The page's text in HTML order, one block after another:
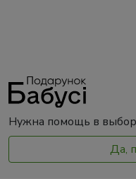
Нужна помощь в
Да,